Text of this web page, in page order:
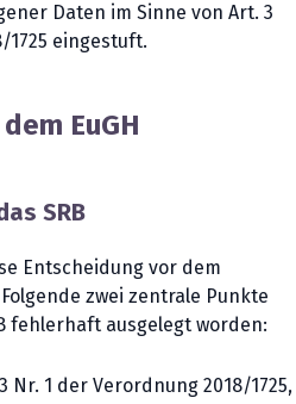
Daten im Sinne von Art. 3
1725 eingestuft.
EuGH
SRB
Entscheidung vor dem
zwei zentrale Punkte
fehlerhaft ausgelegt worden:
Nr. 1 der Verordnung 2018/1725,